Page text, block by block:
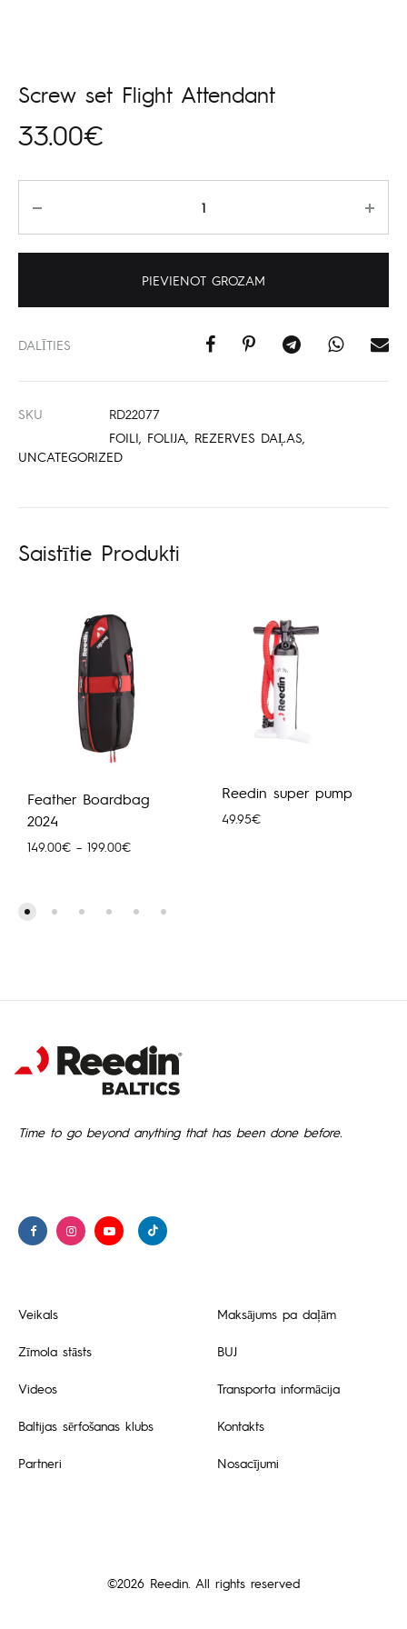
Screw set Flight Attendant
33.00€
PIEVIENOT GROZAM
DALĪTIES
SKU
RD22077
FOILI
FOLIJA REZERVES DAĻAS
UNCATEGORIZED
Saistītie Produkti
Feather Boardbag
2024
149.00€ – 199.00€Price
Reedin super pump
49.95€
Time to go beyond anything that has been done before.
Veikals
Zīmola stāsts
Videos
Baltijas sērfošanas klubs
Partneri
Maksājums pa daļām
BUJ
Transporta informācija
Kontakts
Nosacījumi
©2026 Reedin. All rights reserved